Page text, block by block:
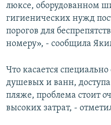
люксе, оборудованном
гигиенических нужд
порогов для
номеру», - сообщила
Что касается
душевых и ванн,
пляже, проблема стоит
высоких затрат, -